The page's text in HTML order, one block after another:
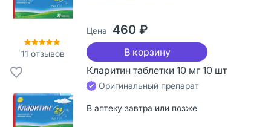
11 отзывов
Цена 460 ₽
В корзину
Кларитин таблетки 10 мг 10 шт
Оригинальный препарат
В аптеку завтра или позже